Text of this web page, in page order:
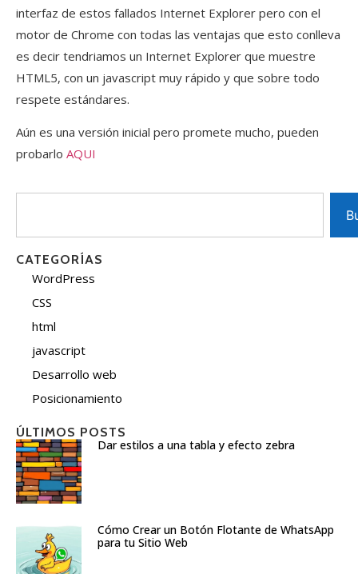
interfaz de estos fallados Internet Explorer pero con el
motor de Chrome con todas las ventajas que esto conlleva
es decir tendriamos un Internet Explorer que muestre
HTML5, con un javascript muy rápido y que sobre todo
respete estándares.
Aún es una versión inicial pero promete mucho, pueden
probarlo AQUI
CATEGORÍAS
WordPress
CSS
html
javascript
Desarrollo web
Posicionamiento
ÚLTIMOS POSTS
Dar estilos a una tabla y efecto zebra
Cómo Crear un Botón Flotante de WhatsApp
para tu Sitio Web